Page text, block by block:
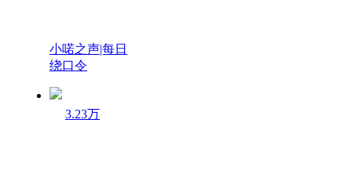
小喏之声|每日
绕口令
3.23万